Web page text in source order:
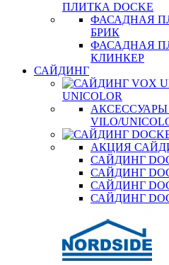
ПЛИТКА DOCKE
ФАСАДНАЯ
БРИК
ФАСАДНАЯ
КЛИНКЕР
САЙДИНГ
UNICOLOR
VILO/
АКЦИЯ
САЙДИНГ
САЙДИНГ
САЙДИНГ
САЙДИНГ